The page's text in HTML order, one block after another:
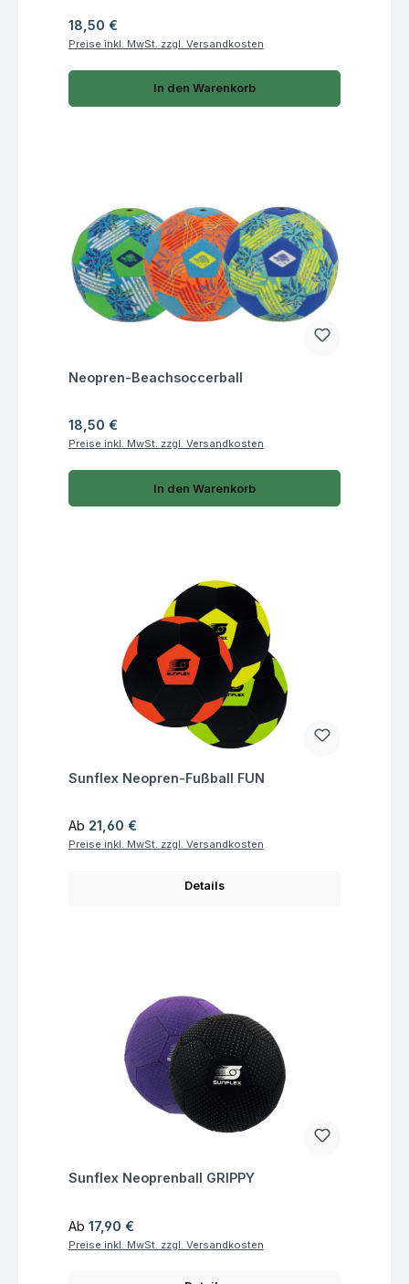
Regulärer Preis:
18,50 €
Preise inkl. MwSt. zzgl. Versandkosten
In den Warenkorb
Fragen zum Artikel
Neopren-Beachsoccerball
Regulärer Preis:
18,50 €
Preise inkl. MwSt. zzgl. Versandkosten
In den Warenkorb
Fragen zum Artikel
Sunflex Neopren-Fußball FUN
Regulärer Preis:
Ab 21,60 €
Preise inkl. MwSt. zzgl. Versandkosten
Details
Fragen zum Artikel
Sunflex Neoprenball GRIPPY
Regulärer Preis:
Ab 17,90 €
Preise inkl. MwSt. zzgl. Versandkosten